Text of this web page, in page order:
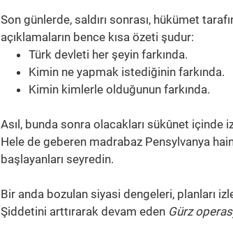
Son günlerde, saldırı sonrası, hükümet
açıklamaların bence kısa özeti şudur:
Türk devleti her şeyin farkında.
Kimin ne yapmak istediğinin farkında.
Kimin kimlerle olduğunun farkında.
Asıl, bunda sonra olacakları sükûnet içinde
Hele de geberen madrabaz Pensylvanya
başlayanları seyredin.
Bir anda bozulan siyasi dengeleri, planları
Şiddetini arttırarak devam eden Gürz